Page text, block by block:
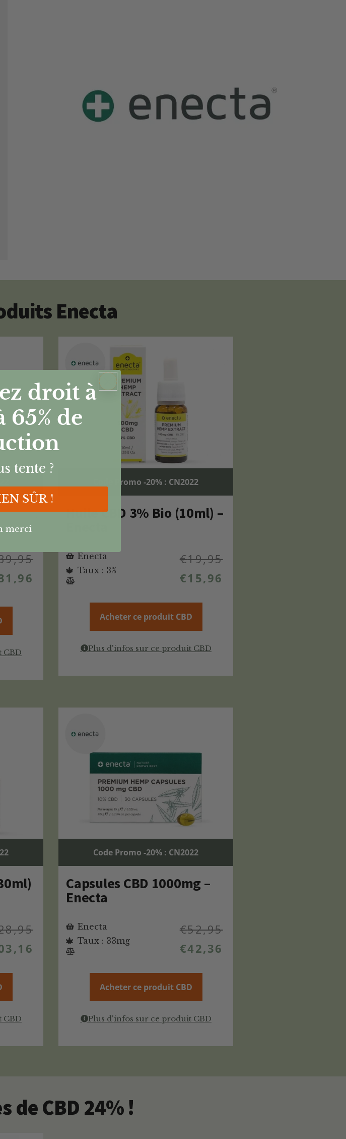
Enecta
CBD
Code Promo -20% : CN2022
Huile CBD 3% Bio (10ml) –
Enecta
Taux : 3%
€19,95
€15,96
Acheter ce produit CBD
Plus d'infos sur ce produit CBD
CBD
Code Promo -20% : CN2022
Capsules CBD 1000mg –
Enecta
Enecta
Taux : 33mg
€52,95
€42,36
Acheter ce produit CBD
Plus d'infos sur ce produit CBD
de CBD 24% !
droit à
65% de
tente ?
SÛR !
merci